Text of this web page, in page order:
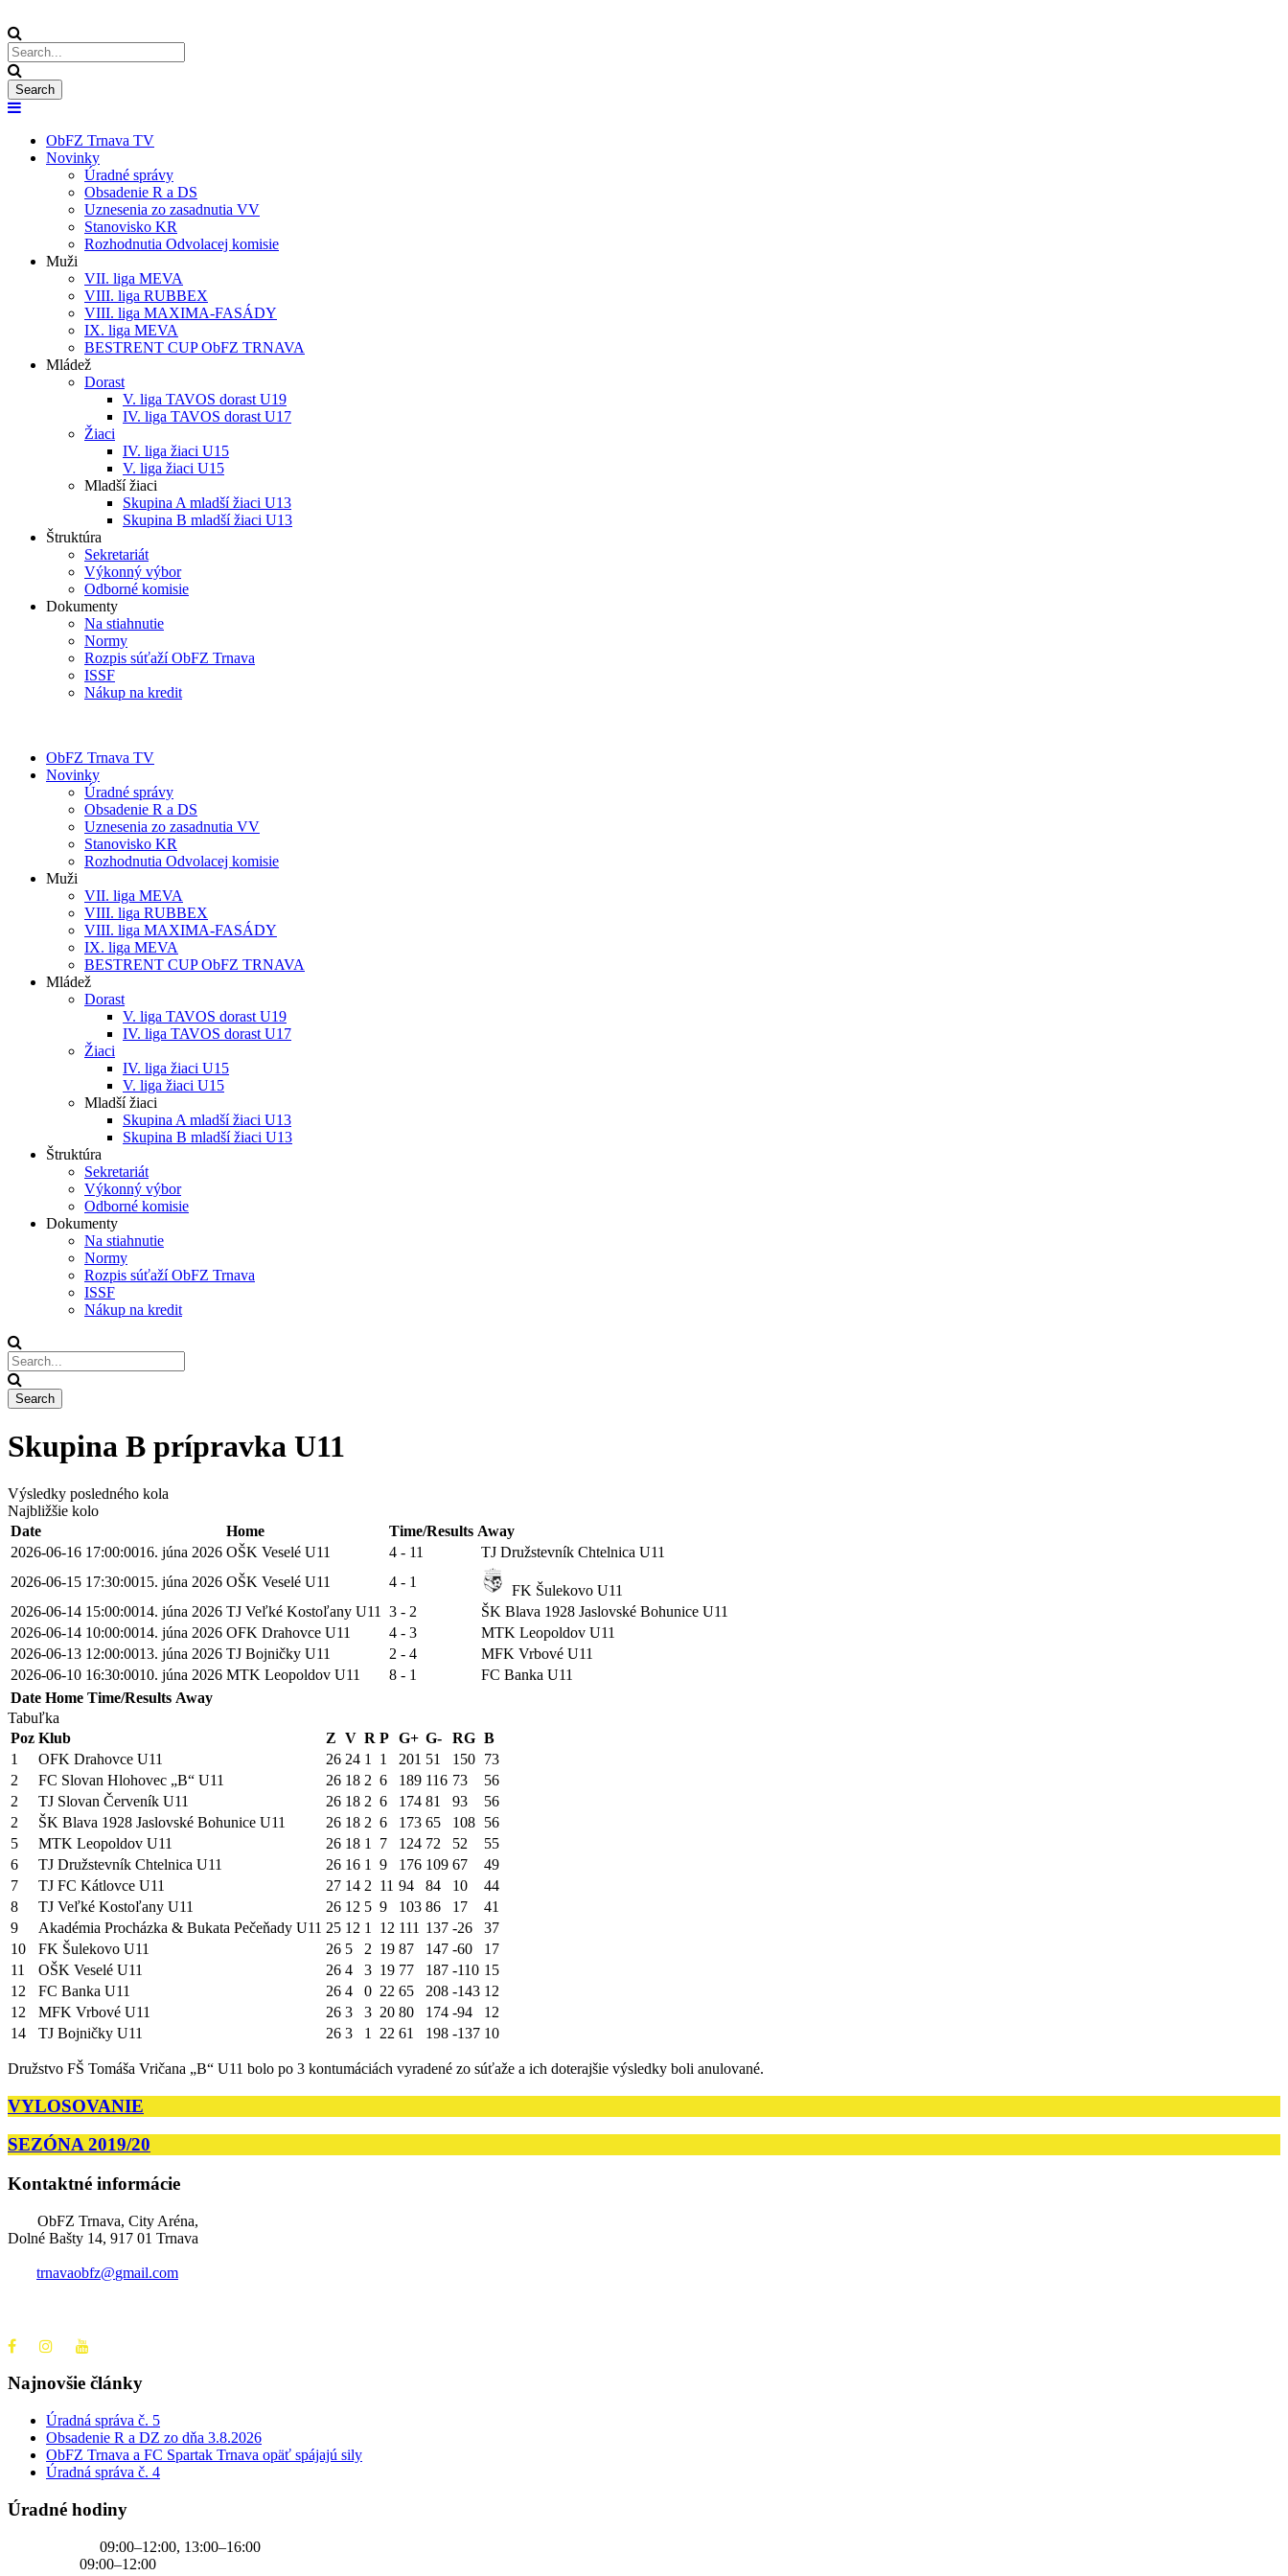
ObFZ Trnava TV
Novinky
Úradné správy
Obsadenie R a DS
Uznesenia zo zasadnutia VV
Stanovisko KR
Rozhodnutia Odvolacej komisie
Muži
VII. liga MEVA
VIII. liga RUBBEX
VIII. liga MAXIMA-FASÁDY
IX. liga MEVA
BESTRENT CUP ObFZ TRNAVA
Mládež
Dorast
V. liga TAVOS dorast U19
IV. liga TAVOS dorast U17
Žiaci
IV. liga žiaci U15
V. liga žiaci U15
Mladší žiaci
Skupina A mladší žiaci U13
Skupina B mladší žiaci U13
Štruktúra
Sekretariát
Výkonný výbor
Odborné komisie
Dokumenty
Na stiahnutie
Normy
Rozpis súťaží ObFZ Trnava
ISSF
Nákup na kredit
ObFZ Trnava TV
Novinky
Úradné správy
Obsadenie R a DS
Uznesenia zo zasadnutia VV
Stanovisko KR
Rozhodnutia Odvolacej komisie
Muži
VII. liga MEVA
VIII. liga RUBBEX
VIII. liga MAXIMA-FASÁDY
IX. liga MEVA
BESTRENT CUP ObFZ TRNAVA
Mládež
Dorast
V. liga TAVOS dorast U19
IV. liga TAVOS dorast U17
Žiaci
IV. liga žiaci U15
V. liga žiaci U15
Mladší žiaci
Skupina A mladší žiaci U13
Skupina B mladší žiaci U13
Štruktúra
Sekretariát
Výkonný výbor
Odborné komisie
Dokumenty
Na stiahnutie
Normy
Rozpis súťaží ObFZ Trnava
ISSF
Nákup na kredit
Skupina B prípravka U11
Výsledky posledného kola
Najbližšie kolo
Date
Home Time/Results Away
2026-06-16 17:00:0016. júna 2026 OŠK Veselé U11 4 - 11
TJ Družstevník Chtelnica U11
2026-06-15 17:30:0015. júna 2026 OŠK Veselé U11 4 - 1
FK Šulekovo U11
2026-06-14 15:00:0014. júna 2026 TJ Veľké Kostoľany U11 3 - 2
ŠK Blava 1928 Jaslovské Bohunice U11
2026-06-14 10:00:0014. júna 2026 OFK Drahovce U11 4 - 3
MTK Leopoldov U11
2026-06-13 12:00:0013. júna 2026 TJ Bojničky U11 2 - 4
MFK Vrbové U11
2026-06-10 16:30:0010. júna 2026 MTK Leopoldov U11 8 - 1
FC Banka U11
Date Home Time/Results Away
Tabuľka
Poz Klub Z V R P G+ G- RG B
1
OFK Drahovce U11 26 24 1 1 201 51 150 73
2
FC Slovan Hlohovec „B“ U11 26 18 2 6 189 116 73
56
2
TJ Slovan Červeník U11 26 18 2 6 174 81 93
56
2
ŠK Blava 1928 Jaslovské Bohunice U11 26 18 2 6 173 65 108 56
5
MTK Leopoldov U11 26 18 1 7 124 72 52
55
6
TJ Družstevník Chtelnica U11 26 16 1 9 176 109 67
49
7
TJ FC Kátlovce U11 27 14 2 11 94 84 10
44
8
TJ Veľké Kostoľany U11 26 12 5 9 103 86 17
41
9
Akadémia Procházka & Bukata Pečeňady U11 25 12 1 12 111 137 -26
37
10
FK Šulekovo U11 26 5 2 19 87 147 -60
17
11
OŠK Veselé U11 26 4 3 19 77 187 -110 15
12
FC Banka U11 26 4 0 22 65 208 -143 12
12
MFK Vrbové U11 26 3 3 20 80 174 -94
12
14
TJ Bojničky U11 26 3 1 22 61 198 -137 10
Družstvo FŠ Tomáša Vričana „B“ U11 bolo po 3 kontumáciách vyradené zo súťaže a ich doterajšie výsledky boli anulované.
VYLOSOVANIE
SEZÓNA 2019/20
Kontaktné informácie
ObFZ Trnava, City Aréna,
Dolné Bašty 14, 917 01 Trnava
trnavaobfz@gmail.com
Najnovšie články
Úradná správa č. 5
Obsadenie R a DZ zo dňa 3.8.2026
ObFZ Trnava a FC Spartak Trnava opäť spájajú sily
Úradná správa č. 4
Úradné hodiny
09:00–12:00, 13:00–16:00
09:00–12:00